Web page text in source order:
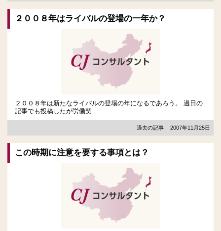
２００８年はライバルの登場の一年か？
２００８年は新たなライバルの登場の年になるであろう。 過日の
記事でも投稿したが労働契...
過去の記事 2007年11月25日
この時期に注意を要する事項とは？